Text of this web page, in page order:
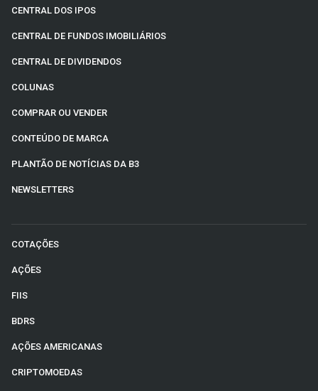
CENTRAL DOS IPOS
CENTRAL DE FUNDOS IMOBILIÁRIOS
CENTRAL DE DIVIDENDOS
COLUNAS
COMPRAR OU VENDER
CONTEÚDO DE MARCA
PLANTÃO DE NOTÍCIAS DA B3
NEWSLETTERS
COTAÇÕES
AÇÕES
FIIS
BDRS
AÇÕES AMERICANAS
CRIPTOMOEDAS